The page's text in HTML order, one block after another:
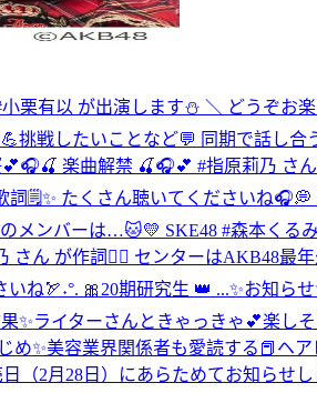
栗有以 が出演します⛄ ＼ どうぞお
挑戦したいことなど💬 同期で話
💕🎧🍒 楽曲解禁 🍒🎧💕 #指原莉乃 さ
🗒️✨ たくさん聴いてくださいね
メンバーは…🐱💛 SKE48 #森本くる
ん が作詞✍🏻 センターはAKB48最
ね🏹˖°. 🎀20期研究生 👑 ...✨お知ら
ライターさんときゃっきゃ💕楽しそ
め✨美容業界関係者も愛読する📕ヘ
（2月28日）にあらためてお知らせし